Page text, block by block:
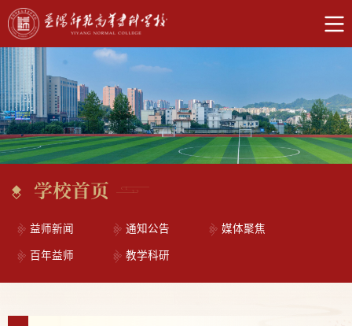
学校首页
益师新闻 通知公告 媒体聚焦
百年益师 教学科研